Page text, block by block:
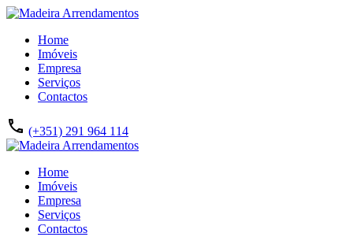
Home
Imóveis
Empresa
Serviços
Contactos
(+351) 291 964 114
Home
Imóveis
Empresa
Serviços
Contactos